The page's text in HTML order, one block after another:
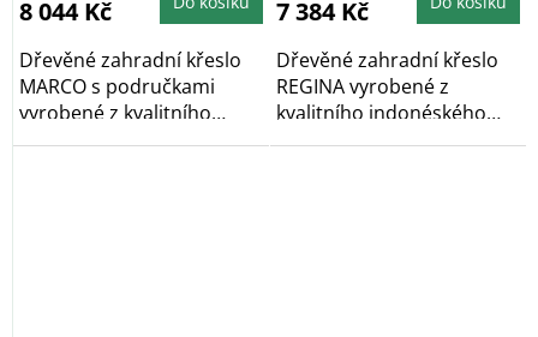
8 044 Kč
Dřevěné zahradní křeslo
MARCO s područkami
vyrobené z kvalitního
indonéského teaku je...
7 384 Kč
Dřevěné zahradní křeslo
REGINA vyrobené z
kvalitního indonéského
teaku je ideální na...